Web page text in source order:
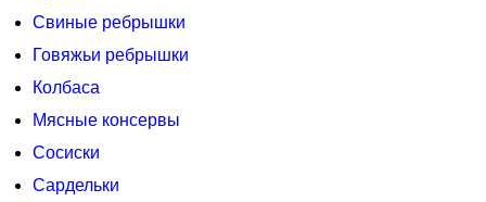
Свиные ребрышки
Говяжьи ребрышки
Колбаса
Мясные консервы
Сосиски
Сардельки